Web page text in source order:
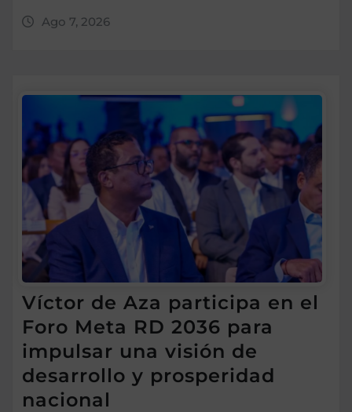
Ago 7, 2026
Víctor de Aza participa en el
Foro Meta RD 2036 para
impulsar una visión de
desarrollo y prosperidad
nacional